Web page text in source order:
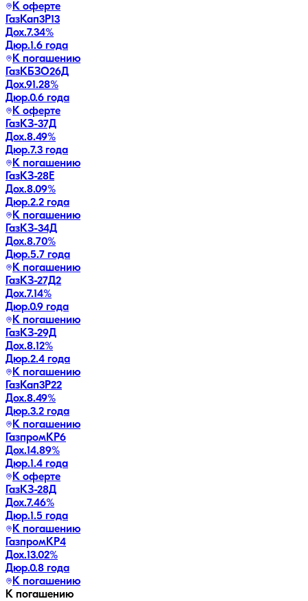
К оферте
ГазКап3P13
Дох.7.34%
Дюр.1.6 года
К погашению
ГазКБЗО26Д
Дох.91.28%
Дюр.0.6 года
К оферте
ГазКЗ-37Д
Дох.8.49%
Дюр.7.3 года
К погашению
ГазКЗ-28Е
Дох.8.09%
Дюр.2.2 года
К погашению
ГазКЗ-34Д
Дох.8.70%
Дюр.5.7 года
К погашению
ГазКЗ-27Д2
Дох.7.14%
Дюр.0.9 года
К погашению
ГазКЗ-29Д
Дох.8.12%
Дюр.2.4 года
К погашению
ГазКап3P22
Дох.8.49%
Дюр.3.2 года
К погашению
ГазпромКP6
Дох.14.89%
Дюр.1.4 года
К оферте
ГазКЗ-28Д
Дох.7.46%
Дюр.1.5 года
К погашению
ГазпромКP4
Дох.13.02%
Дюр.0.8 года
К погашению
К погашению